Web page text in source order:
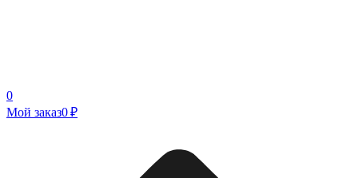
0
Мой заказ0 ₽